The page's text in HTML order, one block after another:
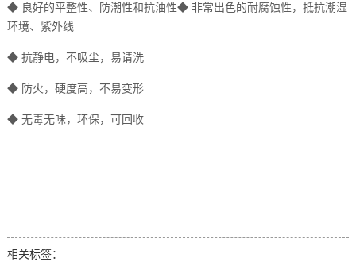
◆ 良好的平整性、防潮性和抗油性◆ 非常出色的耐腐蚀性，抵抗潮湿
环境、紫外线
◆ 抗静电，不吸尘，易请洗
◆ 防火，硬度高，不易变形
◆ 无毒无味，环保，可回收
相关标签：